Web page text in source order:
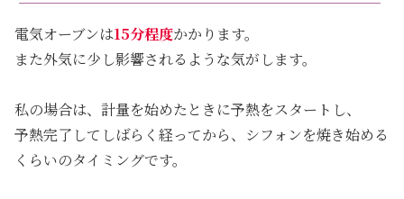
電気オーブンは15分程度かかります。
また外気に少し影響されるような気がします。
私の場合は、計量を始めたときに予熱をスタートし、
予熱完了してしばらく経ってから、シフォンを焼き始める
くらいのタイミングです。